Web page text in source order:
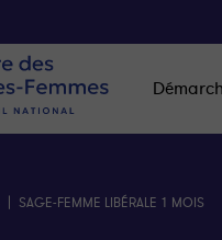
| SAGE-FEMME LIBÉRALE 1 MOIS